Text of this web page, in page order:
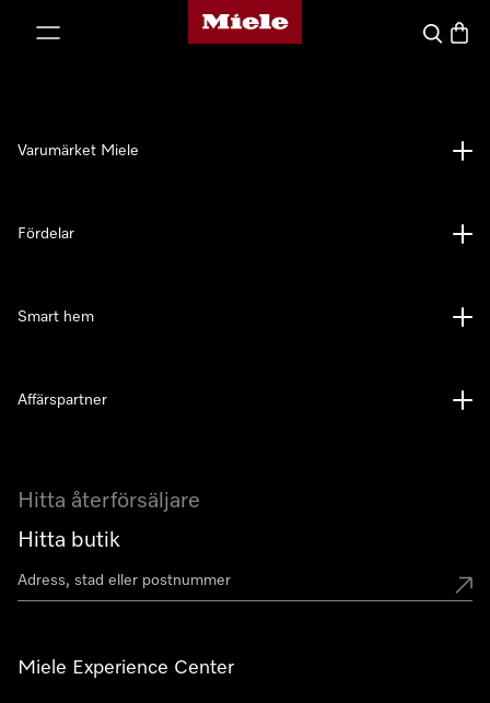
Mieles hemsida
Sök
Hitta återförsäljare
Hitta butik
Miele Experience Center
Varumärket Miele
Fördelar
Smart hem
Affärspartner